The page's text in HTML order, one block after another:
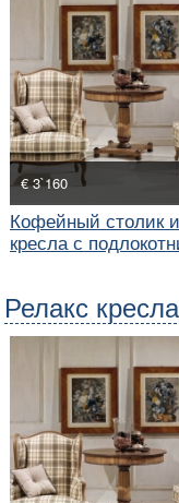
€ 3`160
Кофейный столик и
кресла с
Релакс